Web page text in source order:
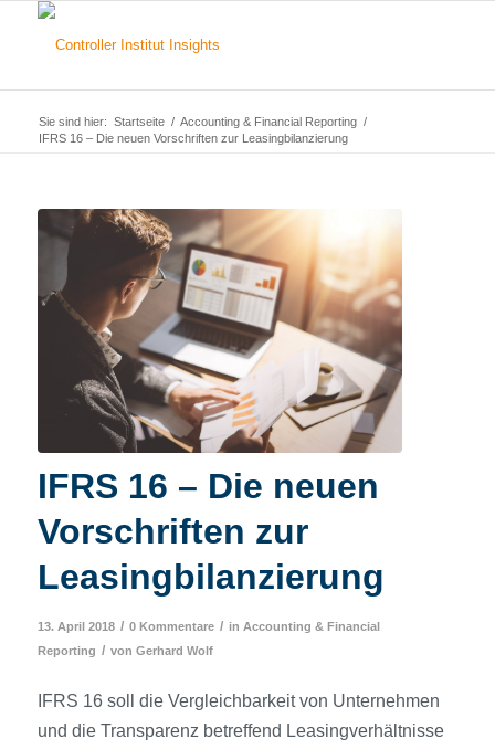
Sie sind hier: Startseite / Accounting & Financial Reporting /
IFRS 16 – Die neuen Vorschriften zur Leasingbilanzierung
IFRS 16 – Die neuen
Vorschriften zur
Leasingbilanzierung
13. April 2018 / 0 Kommentare / in Accounting & Financial
Reporting / von Gerhard Wolf
IFRS 16 soll die Vergleichbarkeit von Unternehmen
und die Transparenz betreffend Leasing­verhältnisse